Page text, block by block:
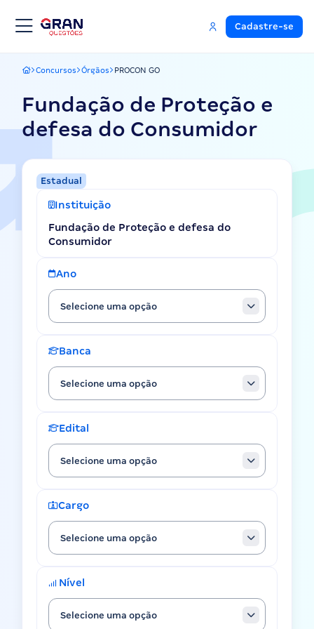
Cadastre-se
Gran Questões
Concursos Órgãos PROCON GO
Fundação de Proteção e
defesa do Consumidor
Estadual
Instituição
Fundação de Proteção e defesa do
Consumidor
Ano
Selecione uma opção
Banca
Selecione uma opção
Edital
Selecione uma opção
Cargo
Selecione uma opção
Nível
Selecione uma opção